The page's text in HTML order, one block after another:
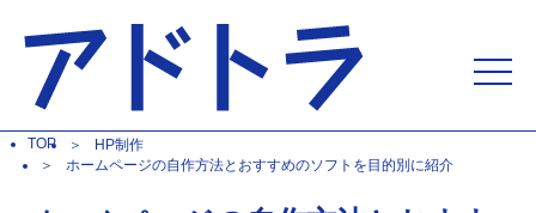
TOP
HP制作
ホームページの自作方法とおすすめのソフトを目的別に紹介